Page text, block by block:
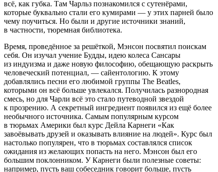
всё, как губка. Там Чарльз познакомился с сутенёрами,
которые буквально стали его кумирами — у этих парней было
чему поучиться. Но были и другие источники знаний,
в частности, тюремная библиотека.
Время, проведённое за решёткой, Мэнсон посвятил поискам
себя. Он изучал учение Будды, идею колеса Сансары
из индуизма и даже новую философию, обещающую раскрыть
человеческий потенциал, — сайентологию. К этому
добавлялись песни его любимой группы The Beatles,
которыми он всё больше увлекался. Получилась разнородная
смесь, но для Чарли всё это стало путеводной звездой
к прозрению. А секретный ингредиент появился из ещё более
необычного источника. Самым популярным курсом
в тюрьмах Америки был курс Дейла Карнеги «Как
завоёвывать друзей и оказывать влияние на людей». Курс был
настолько популярен, что в тюрьмах составлялся список
ожидания из желающих попасть на него. Мэнсон был его
большим поклонником. У Карнеги были полезные советы:
например, пусть ваш собеседник говорит больше, пусть